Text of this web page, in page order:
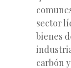
sector
bienes
carbón